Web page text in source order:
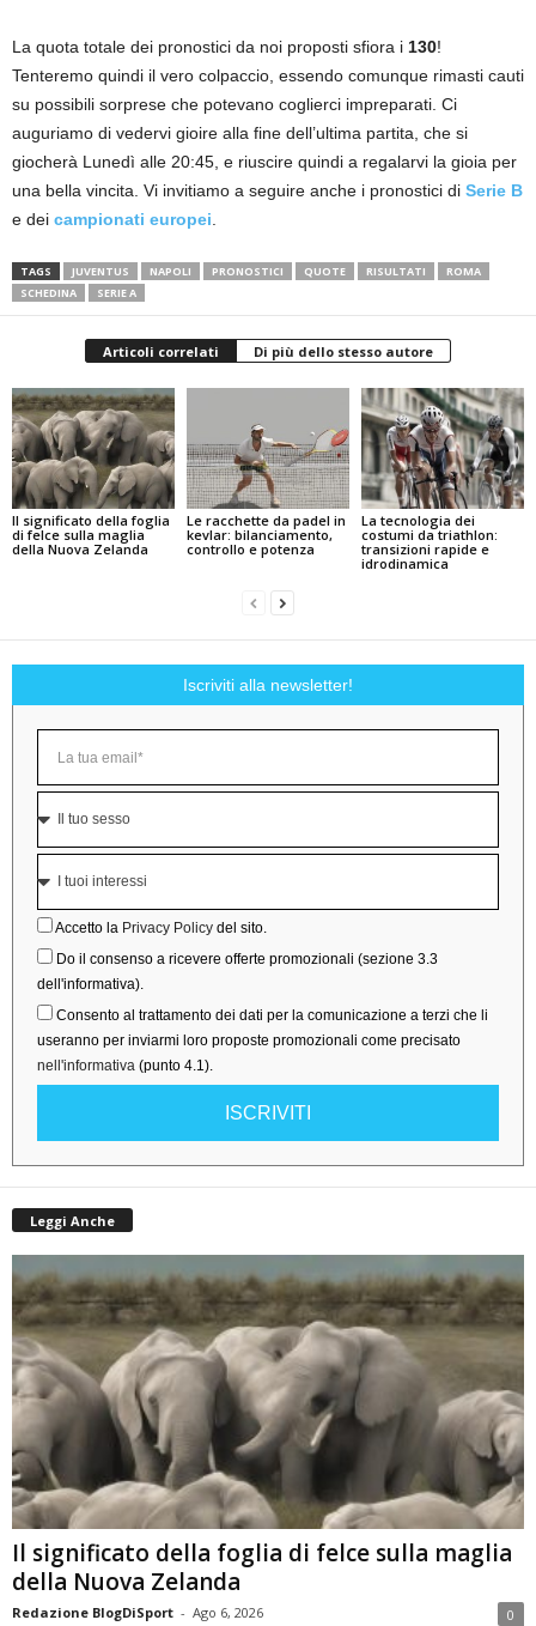
La quota totale dei pronostici da noi proposti sfiora i 130!
Tenteremo quindi il vero colpaccio, essendo comunque rimasti cauti
su possibili sorprese che potevano coglierci impreparati. Ci
auguriamo di vedervi gioire alla fine dell’ultima partita, che si
giocherà Lunedì alle 20:45, e riuscire quindi a regalarvi la gioia per
una bella vincita. Vi invitiamo a seguire anche i pronostici di Serie B
e dei campionati europei
TAGS JUVENTUS NAPOLI PRONOSTICI QUOTE RISULTATI
ROMA
SCHEDINA
SERIE A
Articoli correlati Di più dello stesso autore
Il significato della foglia
di felce sulla maglia
della Nuova Zelanda
Le racchette da padel in
kevlar: bilanciamento,
controllo e potenza
La tecnologia dei
costumi da triathlon:
transizioni rapide e
idrodinamica
Iscriviti alla newsletter!
Accetto la Privacy Policy del sito.
Do il consenso a ricevere offerte promozionali (sezione 3.3
dell'informativa).
Consento al trattamento dei dati per la comunicazione a terzi che li
useranno per inviarmi loro proposte promozionali come precisato
nell'informativa (punto 4.1).
ISCRIVITI
Leggi Anche
Il significato della foglia di felce sulla maglia
della Nuova Zelanda
Redazione BlogDiSport - Ago 6, 2026 0